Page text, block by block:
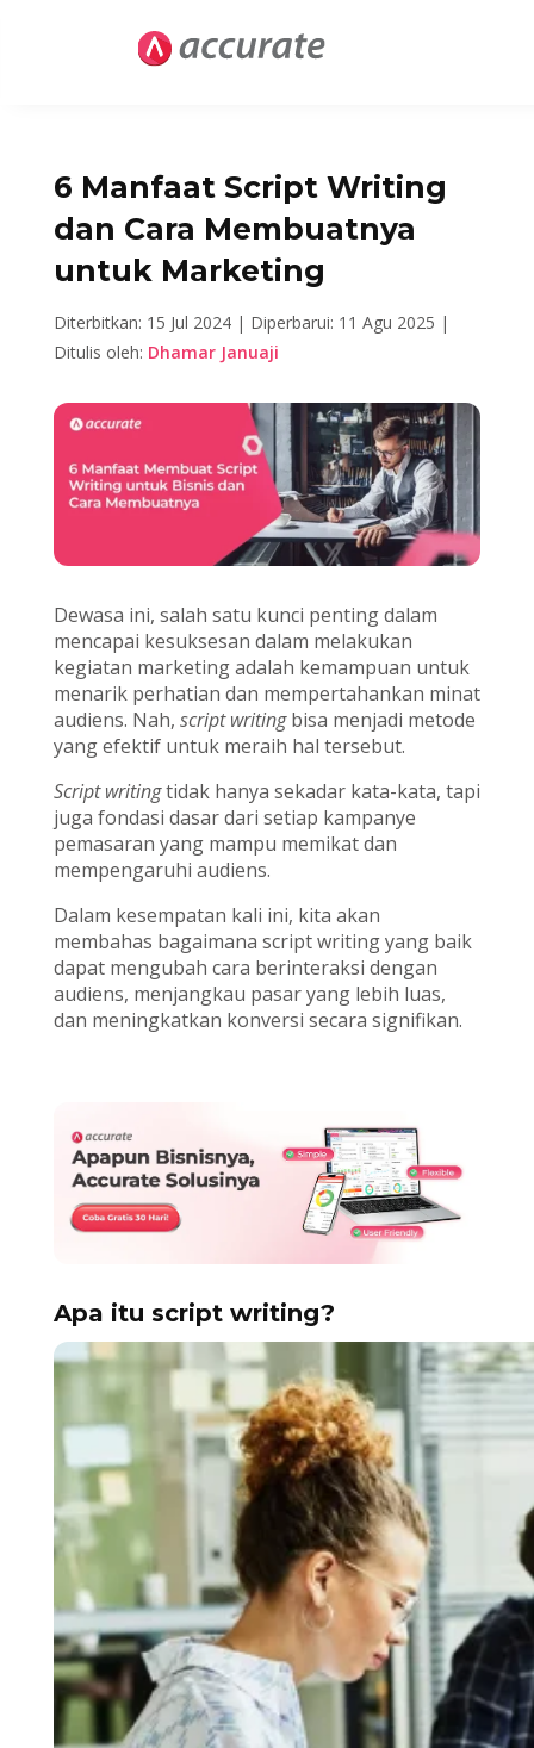
6 Manfaat Script Writing
dan Cara Membuatnya
untuk Marketing
Diterbitkan: 15 Jul 2024 | Diperbarui: 11 Agu 2025 |
Ditulis oleh: Dhamar Januaji
Dewasa ini, salah satu kunci penting dalam
mencapai kesuksesan dalam melakukan
kegiatan marketing adalah kemampuan untuk
menarik perhatian dan mempertahankan minat
audiens. Nah, script writingbisa menjadi metode
yang efektif untuk meraih hal tersebut.
Script writingtidak hanya sekadar kata-kata, tapi
juga fondasi dasar dari setiap kampanye
pemasaran yang mampu memikat dan
mempengaruhi audiens.
Dalam kesempatan kali ini, kita akan
membahas bagaimana script writing yang baik
dapat mengubah cara berinteraksi dengan
audiens, menjangkau pasar yang lebih luas,
dan meningkatkan konversi secara signifikan.
Apa itu script writing?